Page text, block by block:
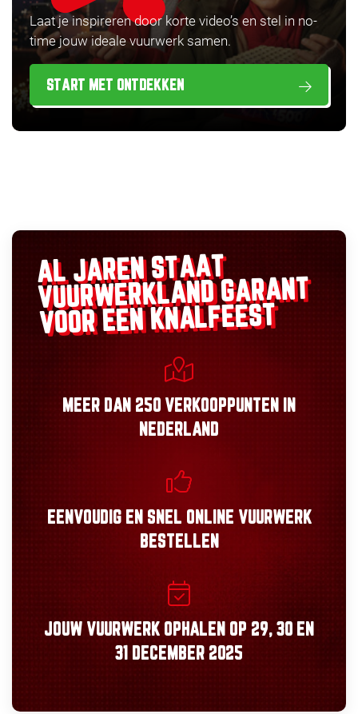
Laat je inspireren door korte video’s en stel in no-
time jouw ideale vuurwerk samen.
START MET ONTDEKKEN
AL JAREN STAAT
VUURWERKLANDGARANT
VOOR EEN KNALFEEST
MEER DAN 250 VERKOOPPUNTEN
IN
NEDERLAND
EENVOUDIGEN SNEL ONLINE VUURWERK
BESTELLEN
JOUW VUURWERK OPHALEN OP 29, 30 EN
31 DECEMBER 2025